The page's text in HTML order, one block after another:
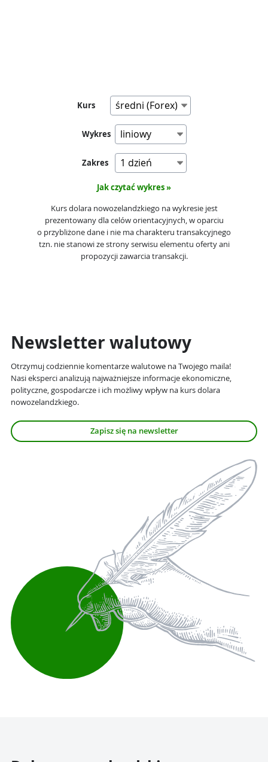
Kurs
Wykres
Zakres
Jak czytać wykres »
Kurs dolara nowozelandzkiego na wykresie jest
prezentowany dla celów orientacyjnych, w oparciu
o przybliżone dane i nie ma charakteru transakcyjnego
tzn. nie stanowi ze strony serwisu elementu oferty ani
propozycji zawarcia transakcji.
Newsletter walutowy
Otrzymuj codziennie komentarze walutowe na Twojego maila!
Nasi eksperci analizują najważniejsze informacje ekonomiczne,
polityczne, gospodarcze i ich możliwy wpływ na kurs dolara
nowozelandzkiego.
Zapisz się na newsletter